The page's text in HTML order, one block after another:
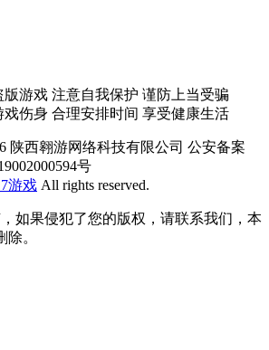
游戏 注意自我保护 谨防上当受骗
伤身 合理安排时间 享受健康生活
陕西翱游网络科技有限公司 公安备案
号
游戏 All rights reserved.
如果侵犯了您的版权，请联系我们，本
。